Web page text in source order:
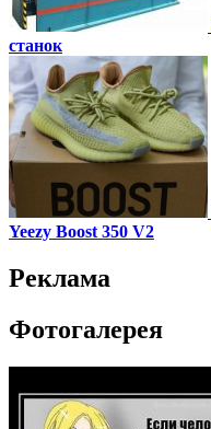
станок
Yeezy Boost 350 V2
Реклама
Фотогалерея